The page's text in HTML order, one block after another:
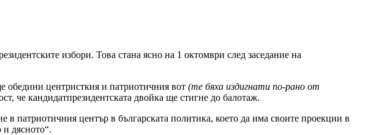
избори. Това стана ясно на 1 октомври след заседание на
обедини центристкия и патриотичния вот (те бяха издигнати по-рано от
че кандидатпрезидентската двойка ще стигне до балотаж.
в патриотичния център в българската политика, което да има своите проекции в
дясното“.